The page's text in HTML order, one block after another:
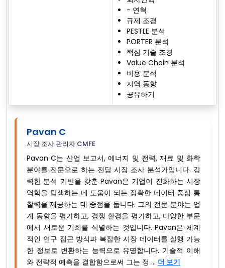
- 연혁
규제 조경
PESTLE 분석
PORTER 분석
핵심 기술 조경
Value Chain 분석
비용 분석
지역 동향
공유하기
Pavan C
시장 조사 관리자 CMFE
Pavan C는 산업 보고서, 에너지 및 전력, 재료 및 화학
분야를 전문으로 하는 전담 시장 조사 분석가입니다. 강
력한 분석 기반을 갖춘 Pavan은 기업이 진화하는 시장
역학을 탐색하는 데 도움이 되는 정확한 데이터 중심 통
찰력을 제공하는 데 중점을 둡니다. 그의 전문 분야는 업
계 동향을 평가하고, 경쟁 환경을 평가하고, 다양한 부문
에서 새로운 기회를 식별하는 것입니다. Pavan은 체계
적인 연구 접근 방식과 복잡한 시장 데이터를 실행 가능
한 정보로 변환하는 능력으로 유명합니다. 기술적 이해
와 전략적 예측을 결합함으로써 그는 정 ... 더 보기